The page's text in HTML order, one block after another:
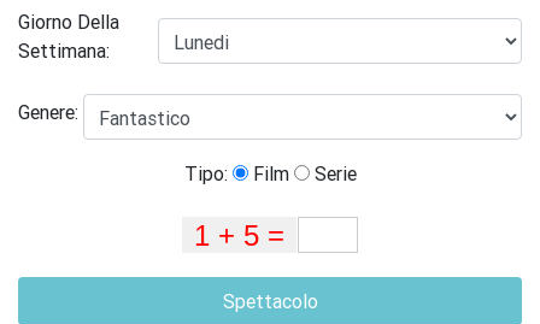
Giorno Della
Settimana:
Genere:
Tipo: Film Serie
Spettacolo